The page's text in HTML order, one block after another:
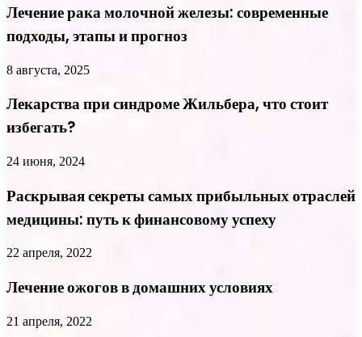
Лечение рака молочной железы: современные
подходы, этапы и прогноз
8 августа, 2025
Лекарства при синдроме Жильбера, что стоит
избегать?
24 июня, 2024
Раскрывая секреты самых прибыльных отраслей
медицины: путь к финансовому успеху
22 апреля, 2022
Лечение ожогов в домашних условиях
21 апреля, 2022